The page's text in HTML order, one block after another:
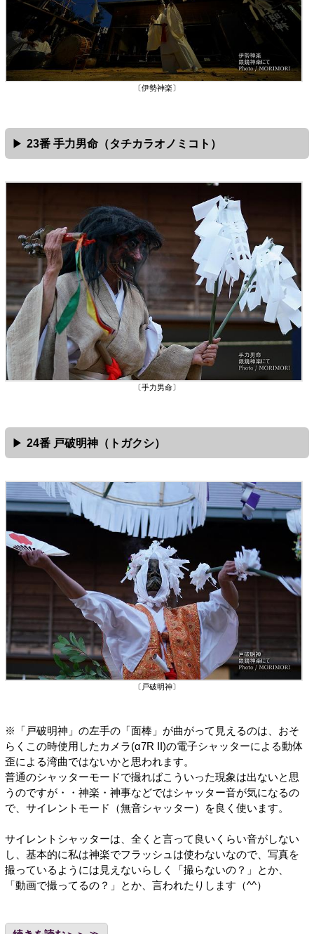
〔伊勢神楽〕
23番 手力男命（タチカラオノミコト）
〔手力男命〕
24番 戸破明神（トガクシ）
〔戸破明神〕
※「戸破明神」の左手の「面棒」が曲がって見えるのは、おそ
らくこの時使用したカメラ(α7R II)の電子シャッターによる動体
歪による湾曲ではないかと思われます。
普通のシャッターモードで撮ればこういった現象は出ないと思
うのですが・・神楽・神事などではシャッター音が気になるの
で、サイレントモード（無音シャッター）を良く使います。
サイレントシャッターは、全くと言って良いくらい音がしない
し、基本的に私は神楽でフラッシュは使わないなので、写真を
撮っているようには見えないらしく「撮らないの？」とか、
「動画で撮ってるの？」とか、言われたりします（^^）